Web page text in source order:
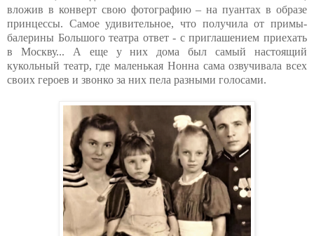
вложив в конверт свою фотографию – на пуантах в образе
принцессы. Самое удивительное, что получила от примы-
балерины Большого театра ответ - с приглашением приехать
в Москву... А еще у них дома был самый настоящий
кукольный театр, где маленькая Нонна сама озвучивала всех
своих героев и звонко за них пела разными голосами.